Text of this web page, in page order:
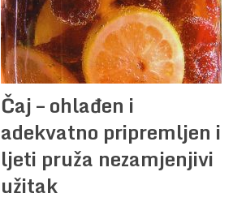
Čaj – ohlađen i
adekvatno pripremljen i
ljeti pruža nezamjenjivi
užitak